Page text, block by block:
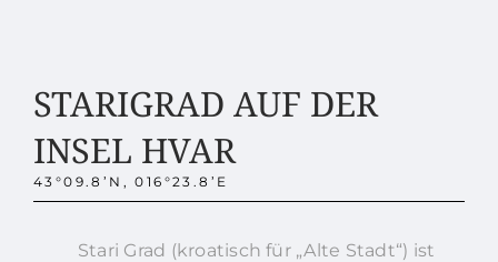
STARIGRAD AUF DER
INSEL HVAR
43°09.8’N, 016°23.8’E
Stari Grad (kroatisch für „Alte Stadt“) ist